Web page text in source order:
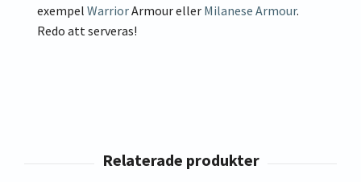
exempel WarriorArmour eller Milanese Armour.
Redo att serveras!